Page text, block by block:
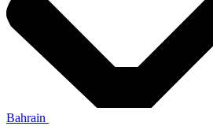
Bahrain